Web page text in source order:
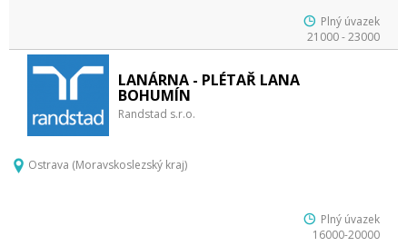
Plný úvazek
21000 - 23000
LANÁRNA - PLÉTAŘ LANA
BOHUMÍN
Randstad s.r.o.
Ostrava (Moravskoslezský kraj)
Plný úvazek
16000-20000